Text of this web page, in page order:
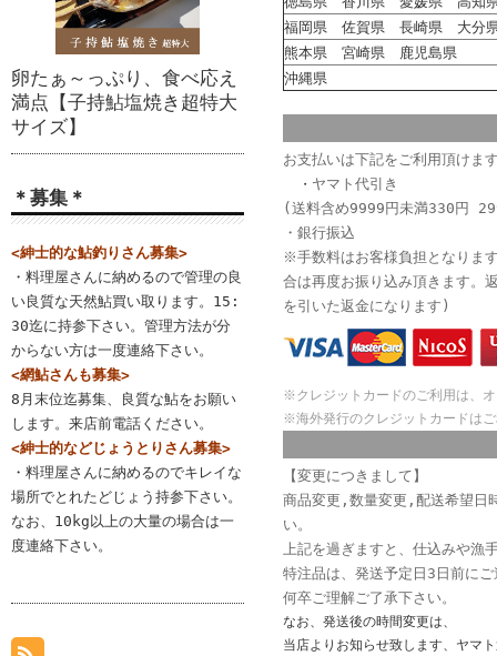
福岡県 佐賀県 長崎県 大分
熊本県 宮崎県 鹿児島県
沖縄県
お支払いは下記をご利用頂けま
・ ヤマト代引き
(送料含め9999円未満330円
・銀行振込
※手数料はお客様負担となりま
合は再度お振り込み頂きます。
を引いた返金になります)
※クレジットカードのご利用は、
※海外発行のクレジットカードは
【変更につきまして】
商品変更,数量変更,配送希望日
い。
上記を過ぎますと、仕込みや漁
特注品は、発送予定日3日前に
何卒ご理解ご了承下さい。
なお、発送後の時間変更は、
当店よりお知らせ致します、ヤマ
卵たぁ～っぷり、食べ応え
満点【子持鮎塩焼き超特大
サイズ】
＊募集＊
<紳士的な鮎釣りさん募集>
・料理屋さんに納めるので管理の良
い良質な天然鮎買い取ります。15:
30迄に持参下さい。管理方法が分
からない方は一度連絡下さい。
<網鮎さんも募集>
8月末位迄募集、良質な鮎をお願い
します。来店前電話ください。
<紳士的などじょうとりさん募集>
・料理屋さんに納めるのでキレイな
場所でとれたどじょう持参下さい。
なお、10kg以上の大量の場合は一
度連絡下さい。